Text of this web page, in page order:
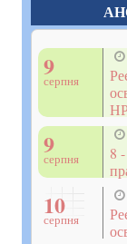
9
серпня
9
серпня
8
10
серпня